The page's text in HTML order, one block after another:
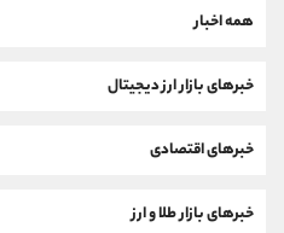
همه اخبار
خبرهای بازار ارز دیجیتال
خبرهای اقتصادی
خبرهای بازار طلا و ارز